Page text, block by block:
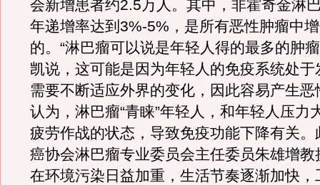
会新增患者约2.5万人。其中，非霍奇金淋
年递增率达到3%-5%，是所有恶性肿瘤中
的。“淋巴瘤可以说是年轻人得的最多的肿
凯说，这可能是因为年轻人的免疫系统处于
需要不断适应外界的变化，因此容易产生恶
认为，淋巴瘤“青睐”年轻人，和年轻人压力
疲劳作战的状态，导致免疫功能下降有关。
癌协会淋巴瘤专业委员会主任委员朱雄增教
在环境污染日益加重，生活节奏逐渐加快，